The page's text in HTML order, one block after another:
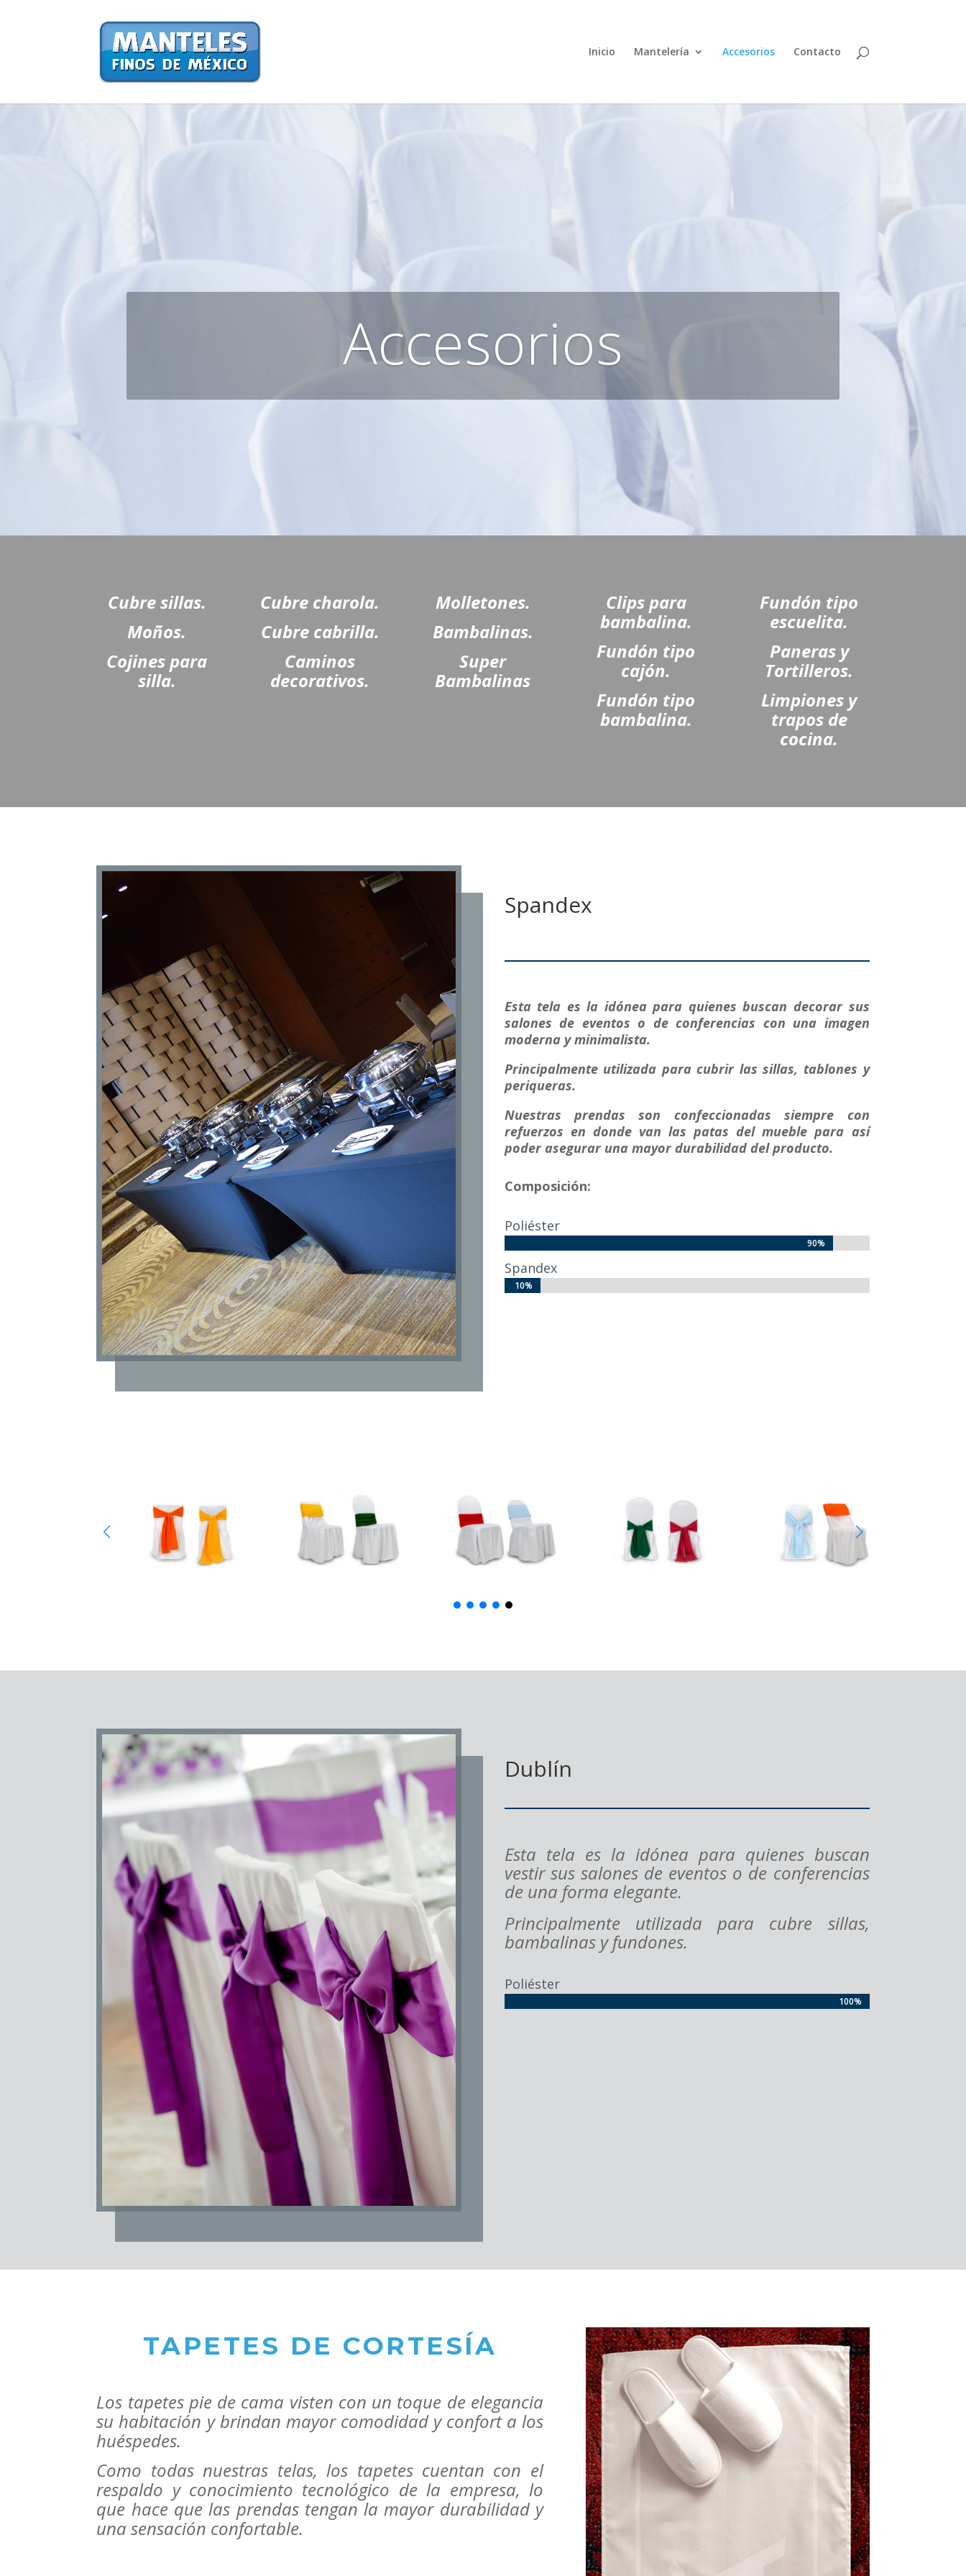
Inicio Mantelería Accesorios Contacto
Accesorios
Cubre sillas.
Moños.
Cojines para
silla.
Cubre charola.
Cubre cabrilla.
Caminos
decorativos.
Molletones.
Bambalinas.
Super
Bambalinas
Clips para
bambalina.
Fundón tipo
cajón.
Fundón tipo
bambalina.
Fundón tipo
escuelita.
Paneras y
Tortilleros.
Limpiones y
trapos de
cocina.
Spandex
Esta tela es la idónea para quienes buscan decorar sus
salones de eventos o de conferencias con una imagen
moderna y minimalista.
Principalmente utilizada para cubrir las sillas, tablones y
periqueras.
Nuestras prendas son confeccionadas siempre con
refuerzos en donde van las patas del mueble para así
poder asegurar una mayor durabilidad del producto.
Composición:
Poliéster
90%
90%
Spandex
10%
10%
Dublín
Esta tela es la idónea para quienes buscan
vestir sus salones de eventos o de conferencias
de una forma elegante.
Principalmente utilizada para cubre sillas,
bambalinas yfundones.
Poliéster
100%
100%
TAPETES DE CORTESÍA
Los tapetes pie de cama visten con un toque de elegancia
suhabitación y brindan mayor comodidad y confort a los
huéspedes.
Como todas nuestras telas, los tapetes cuentan con el
respaldo y conocimiento tecnológico de la empresa, lo
que hace que las prendas tengan la mayor durabilidad y
una sensación confortable.